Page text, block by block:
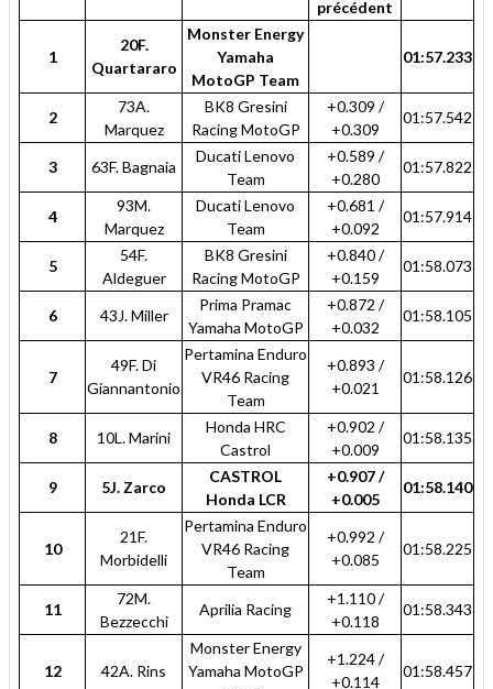
précédent
1
20F.
Quartararo
Monster Energy
Yamaha
MotoGP Team
01:57.233
2
73A.
Marquez
BK8 Gresini
Racing MotoGP
+0.309 /
+0.309
01:57.542
3 63F. Bagnaia
Ducati Lenovo
Team
+0.589 /
+0.280
01:57.822
4
93M.
Marquez
Ducati Lenovo
Team
+0.681 /
+0.092
01:57.914
5
54F.
Aldeguer
BK8 Gresini
Racing MotoGP
+0.840 /
+0.159
01:58.073
6 43J. Miller
Prima Pramac
Yamaha MotoGP
+0.872 /
+0.032
01:58.105
7
49F. Di
Giannantonio
Pertamina Enduro
VR46 Racing
Team
+0.893 /
+0.021
01:58.126
8 10L. Marini
Honda HRC
Castrol
+0.902 /
+0.009
01:58.135
9 5J. Zarco
CASTROL
Honda LCR
+0.907 /
+0.005
01:58.140
10
21F.
Morbidelli
Pertamina Enduro
VR46 Racing
Team
+0.992 /
+0.085
01:58.225
11
72M.
Bezzecchi
Aprilia Racing
+1.110 /
+0.118
01:58.343
12 42A. Rins
Monster Energy
Yamaha MotoGP
+1.224 /
+0.114
01:58.457